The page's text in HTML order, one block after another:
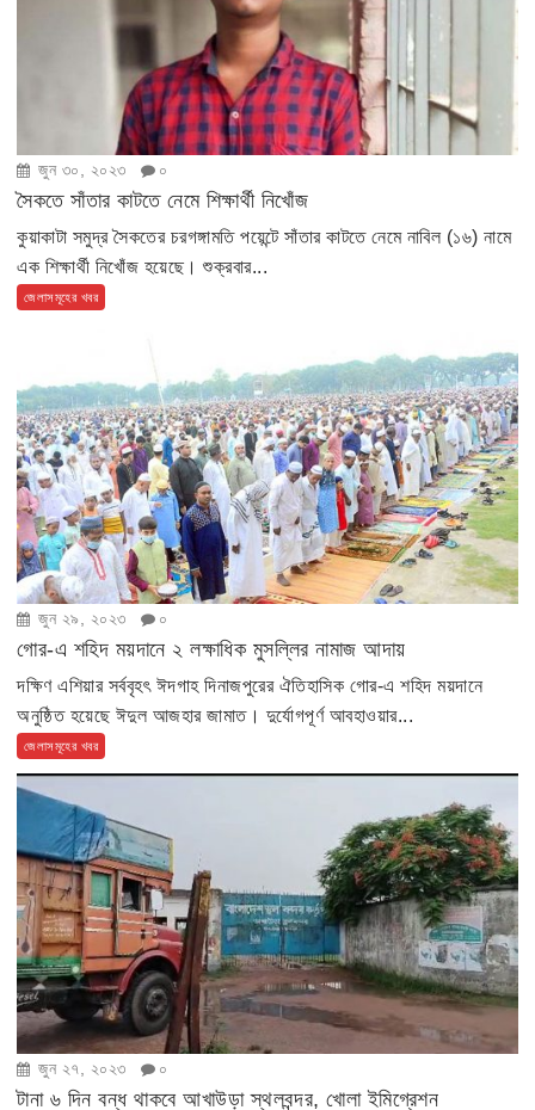
জুন ৩০, ২০২৩ ০
সৈকতে সাঁতার কাটতে নেমে শিক্ষার্থী নিখোঁজ
কুয়াকাটা সমুদ্র সৈকতের চরগঙ্গামতি পয়েন্টে সাঁতার কাটতে নেমে নাবিল (১৬) নামে
এক শিক্ষার্থী নিখোঁজ হয়েছে। শুক্রবার...
জেলাসমূহের খবর
জুন ২৯, ২০২৩ ০
গোর-এ শহিদ ময়দানে ২ লক্ষাধিক মুসল্লির নামাজ আদায়
দক্ষিণ এশিয়ার সর্ববৃহৎ ঈদগাহ দিনাজপুরের ঐতিহাসিক গোর-এ শহিদ ময়দানে
অনুষ্ঠিত হয়েছে ঈদুল আজহার জামাত। দুর্যোগপূর্ণ আবহাওয়ার...
জেলাসমূহের খবর
জুন ২৭, ২০২৩ ০
টানা ৬ দিন বন্ধ থাকবে আখাউড়া স্থলবন্দর, খোলা ইমিগ্রেশন